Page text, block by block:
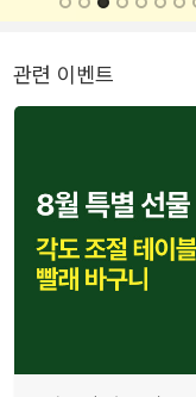
관련 이벤트